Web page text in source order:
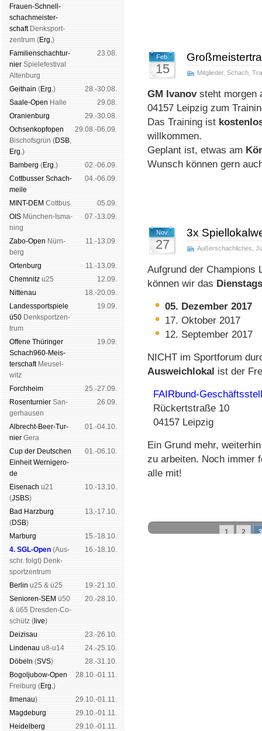
Frauen-Schnell­
schach­meis­ter­
schaftDenk­sport­
zen­trum (Erg.)
Familien­schach­tur­
nier Spiele­fes­ti­val
Al­ten­burg
23.08.
Geit­hain (Erg.)
28.-30.08.
Saale-Open Halle
29.08.
Oranien­burg
29.-30.08.
Och­sen­kopf­open
Bischofs­grün (DSB,
Erg.)
29.08.-06.09.
Bam­berg (Erg.)
02.-06.09.
Cott­busser Schach­
meile
04.-06.09.
MINT-DEM Cott­bus
05.09.
OIS Mün­chen-Is­ma­
ning
07.-13.09.
Zabo-Open Nürn­
berg
11.-13.09.
Orten­burg
11.-13.09.
Chem­nitz u25
12.09.
Nitte­nau
18.-20.09.
Landes­sport­spiele
ü50 Denk­sport­zen­
trum
19.09.
Offene Thü­rin­ger
Schach960-Meis­
ter­schaftMeu­sel­
witz
19.09.
Forch­heim
25.-27.09.
Rosen­tur­nier San­
ger­hau­sen
26.09.
Albrecht-Beer-Tur­
nier Ge­ra
01.-04.10.
Cup der Deut­schen
Ein­heit Wer­ni­ge­ro­
de
01.-06.10.
Eise­nach u21
(JSBS)
10.-13.10.
Bad Harz­burg
(DSB)
13.-17.10.
Mar­burg
15.-18.10.
4. SGL-Open (Aus­
schr. folgt) Denk­
sport­zen­trum
16.-18.10.
Ber­lin u25 & ü25
19.-21.10.
Senioren-SEM ü50
& ü65 Dres­den-Co­
schütz ( live)
20.-28.10.
Dei­zi­sau
23.-26.10.
Lin­de­nau u8-u14
24.-25.10.
Dö­beln (SVS)
28.-31.10.
Bogoljubow-Open
Frei­burg (Erg.)
28.10.-01.11.
Il­me­nau)
29.10.-01.11.
Mag­de­burg
29.10.-01.11.
Hei­del­berg
29.10.-01.11.
Feb.
15 Mitglieder, Schach
GM Ivanovsteht morgen
04157 Leipzig zum
Das Training ist
willkommen.
Geplant ist, etwas am
Wunsch können gern
Nov.
27
3x
Außerschachliches
Aufgrund der Champions
können wir das
05. Dezember 2017
17. Oktober 2017
12. September 2017
NICHT im Sportforum
Ausweichlokal ist der
FAIRbund-
Rückertstraße 10
04157 Leipzig
Ein Grund mehr,
zu arbeiten. Noch immer
alle mit!
1 2 3